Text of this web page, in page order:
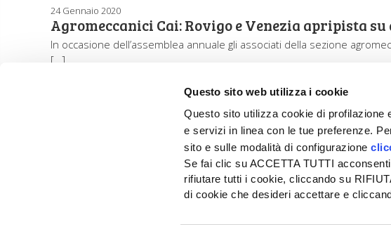
Questo sito web utilizza i cookie
Questo sito utilizza cookie di profilazione
e servizi in linea con le tue preferenze.
sito e sulle modalità di configurazione
Se fai clic su ACCETTA TUTTI
rifiutare tutti i cookie, cliccando su
di cookie che desideri accettare e
24 Gennaio 2020
Agromeccanici Cai: Rovigo e Venezia apripista
In occasione dell’assemblea annuale gli associati della sezione
[…]
EDIZIONI L'INFORMATORE AGRARIO Srl